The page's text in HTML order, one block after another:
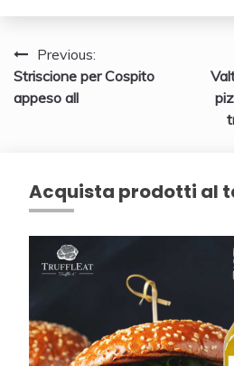
Navigazione
articoli
Previous:
Striscione per Cospito
appeso all
Acquista prodotti al